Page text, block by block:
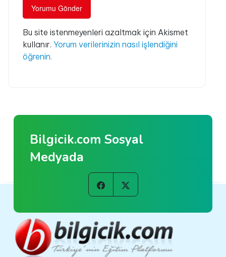
Bu site istenmeyenleri azaltmak için Akismet
kullanır. Yorum verilerinizin nasıl işlendiğini
öğrenin.
Bilgicik.com Sosyal
Medyada